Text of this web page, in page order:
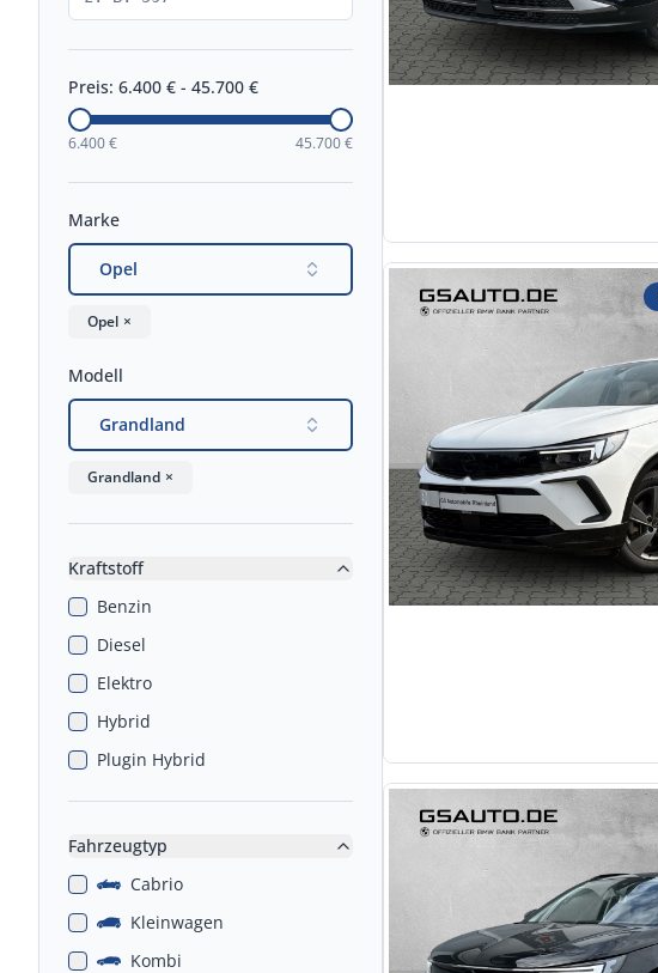
Preis: 6.400 € - 45.700 €
6.400€ 45.700€
Marke
Opel
Opel ×
Modell
Grandland
Grandland ×
Kraftstoff
Benzin
Diesel
Elektro
Hybrid
Plugin Hybrid
Fahrzeugtyp
Cabrio
Kleinwagen
Kombi